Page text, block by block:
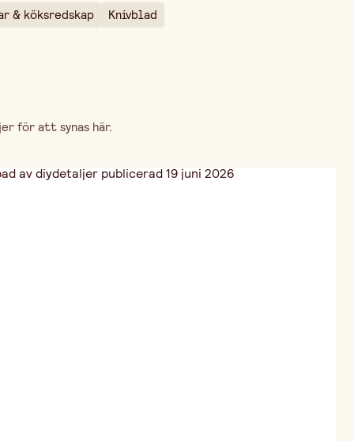
& köksredskap Knivblad
för att synas här.